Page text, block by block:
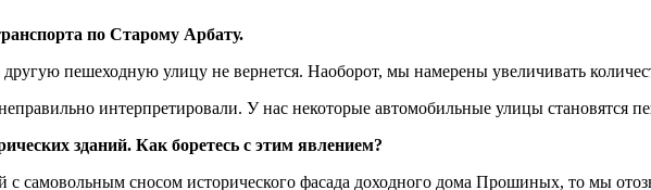
по Старому Арбату.
пешеходную улицу не вернется. Наоборот, мы намерены увеличивать
интерпретировали. У нас некоторые автомобильные улицы становятся
зданий. Как боретесь с этим явлением?
самовольным сносом исторического фасада доходного дома Прошиных, то мы